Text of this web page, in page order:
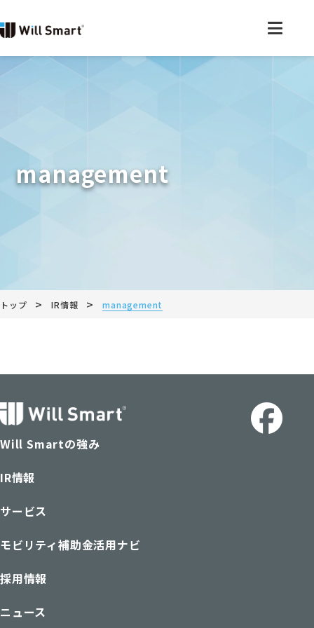
management
トップ > IR情報 > management
Will Smartの強み
IR情報
サービス
モビリティ補助金活用ナビ
採用情報
ニュース